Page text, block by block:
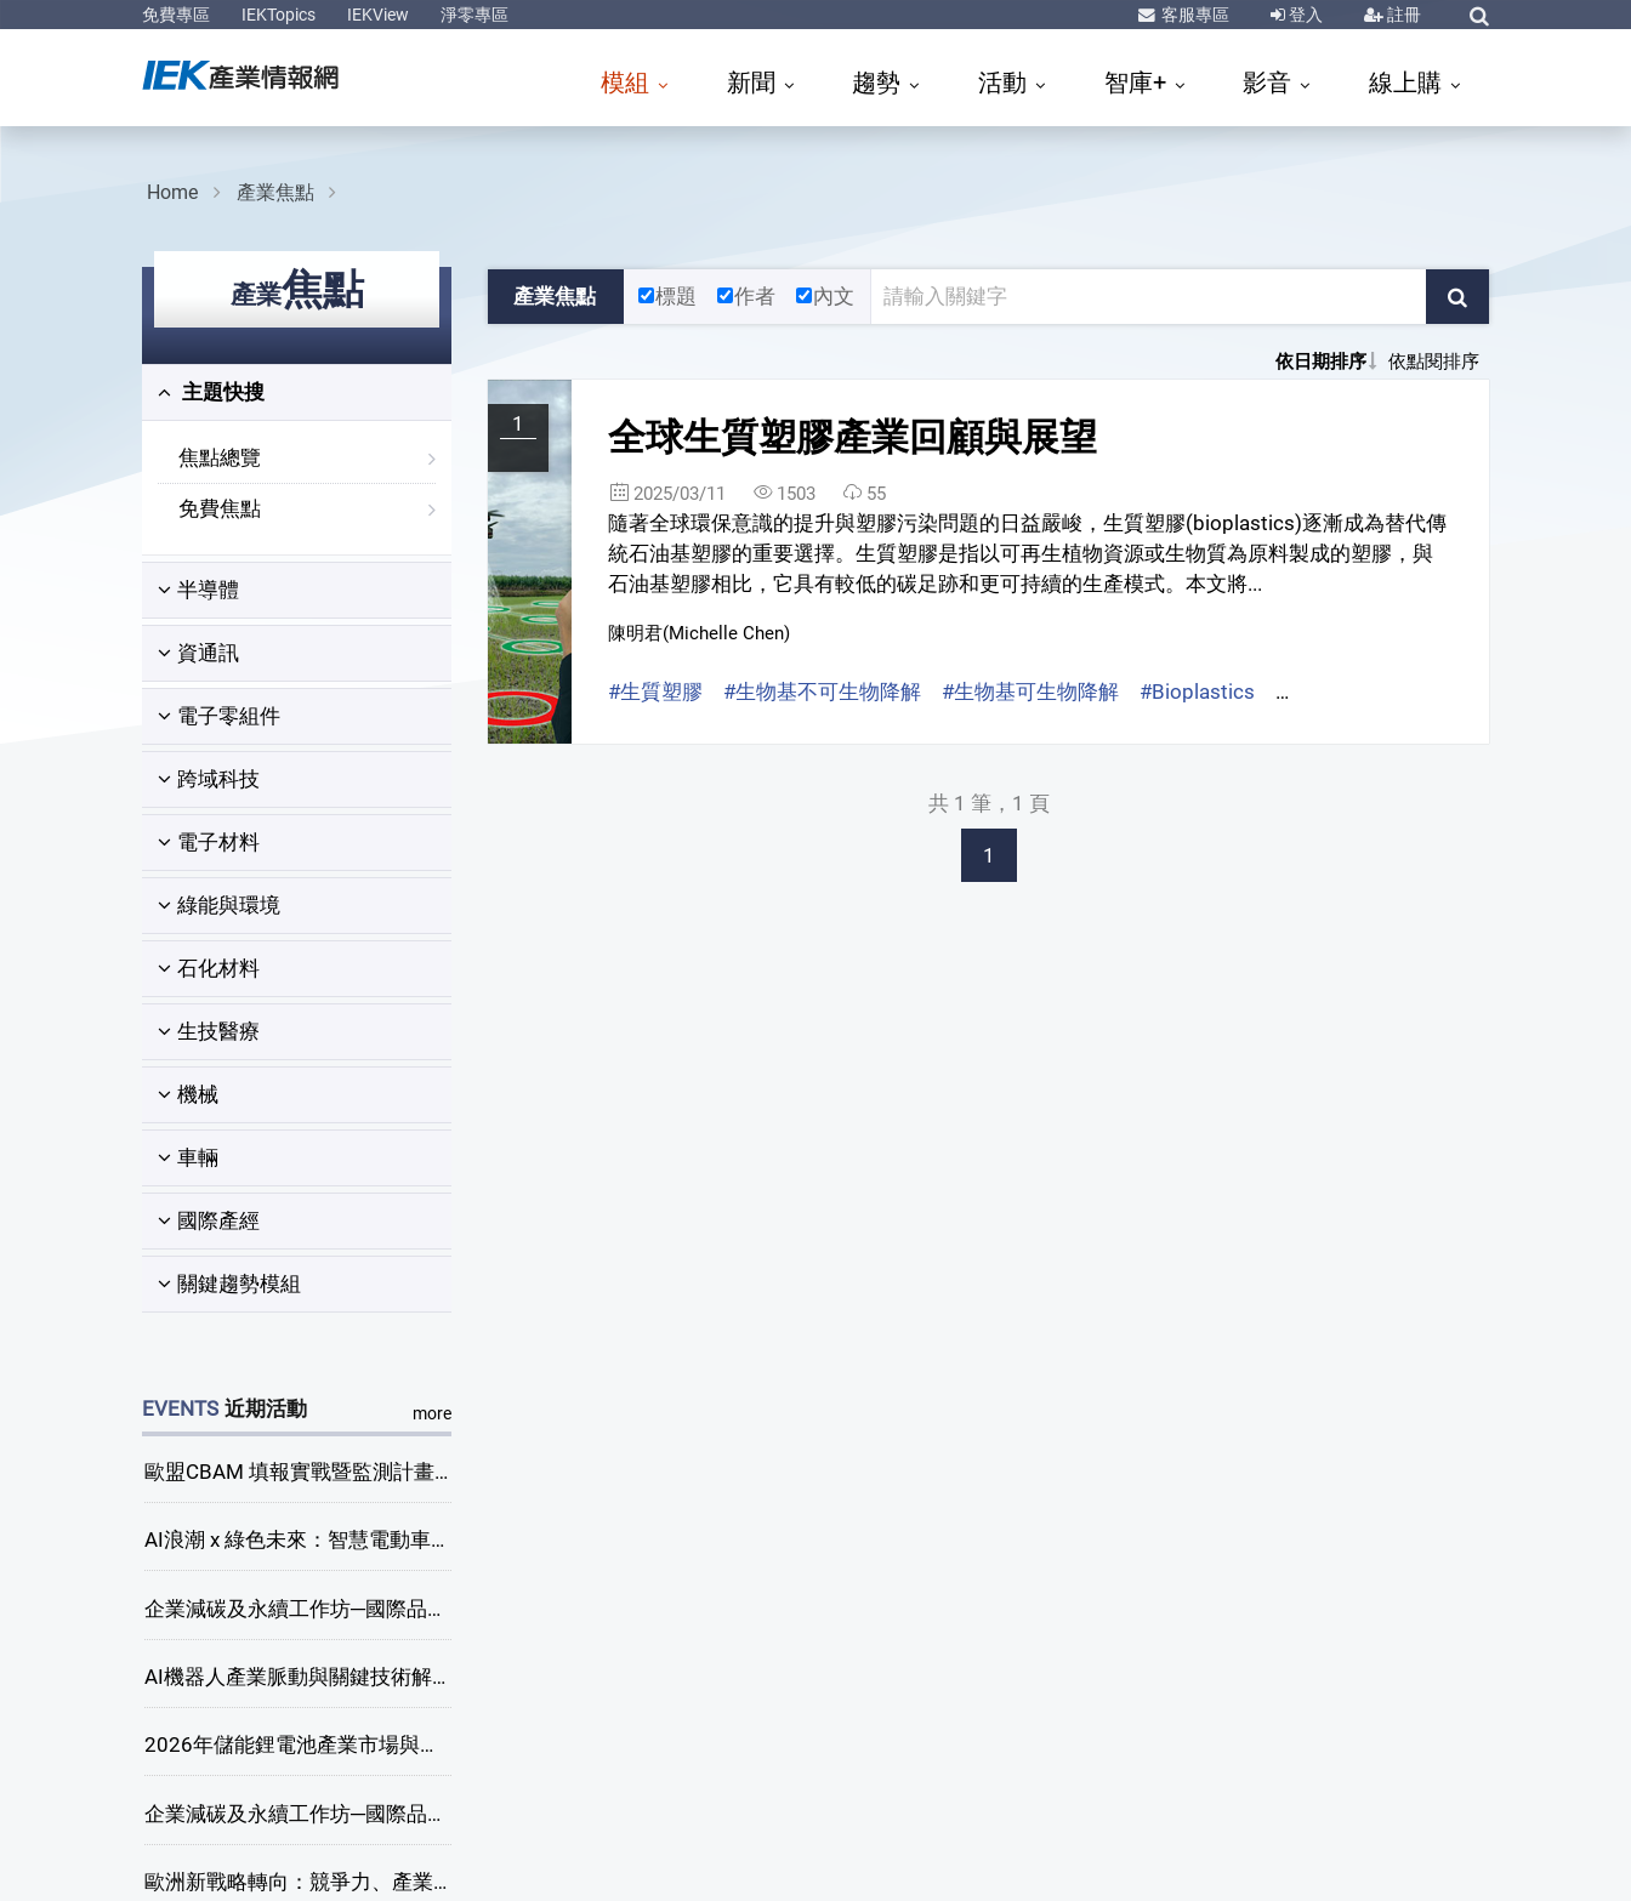
免費專區 IEKTopics IEKView 淨零專區 客服專區 登入 註冊
模組 新聞 趨勢 活動 智庫+ 影音 線上購
Home 產業焦點
產業焦點
主題快搜
焦點總覽
免費焦點
半導體
資通訊
電子零組件
跨域科技
電子材料
綠能與環境
石化材料
生技醫療
機械
車輛
國際產經
關鍵趨勢模組
EVENTS 近期活動 more
歐盟CBAM 填報實戰暨監測計畫說明會(臺中場)
AI浪潮 x 綠色未來：智慧電動車新商機研討會
企業減碳及永續工作坊─國際品牌綠色供應鏈永續管理與實務演練(臺中場)
AI機器人產業脈動與關鍵技術解析研討會
2026年儲能鋰電池產業市場與技術發展線上研討會
企業減碳及永續工作坊─國際品牌綠色供應鏈永續管理與實務演練(高雄場)
歐洲新戰略轉向：競爭力、產業自主與供應鏈重塑線上研討會
產業焦點 標題 作者 內文
依日期排序 依點閱排序
1 全球生質塑膠產業回顧與展望
2025/03/11 1503 55
隨著全球環保意識的提升與塑膠污染問題的日益嚴峻，生質塑膠(bioplastics)逐漸成為替代傳
統石油基塑膠的重要選擇。生質塑膠是指以可再生植物資源或生物質為原料製成的塑膠，與
石油基塑膠相比，它具有較低的碳足跡和更可持續的生產模式。本文將...
陳明君(Michelle Chen)
#生質塑膠 #生物基不可生物降解 #生物基可生物降解 #Bioplastics #Biobased, no-biodegradable
共 1 筆，1 頁
1